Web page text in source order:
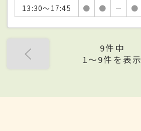
13:30～17:45
● ● － ●
9件中
1〜9件を表示